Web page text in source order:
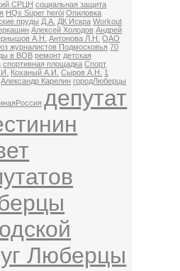
СРЦН социальная защита
HQs Super herói Опиловка
пруды Д.А. ДК Искра Workout
Алексей Холодов Андрей
А.Н. Антонова Л.Н.
ОАО
журналистов Подмосковья 70
в ВОВ ремонт детская
спортивная площадка Спорт
Коханый А.И. Сыров А.Н.
1
Александр Карелин городЛюберцы
депутат
Люберцы